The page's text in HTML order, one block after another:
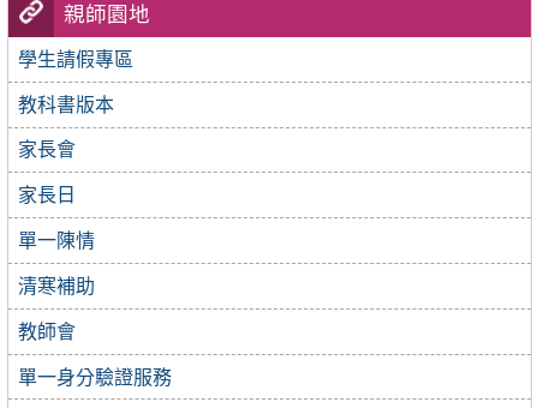
親師園地
學生請假專區
教科書版本
家長會
家長日
單一陳情
清寒補助
教師會
單一身分驗證服務